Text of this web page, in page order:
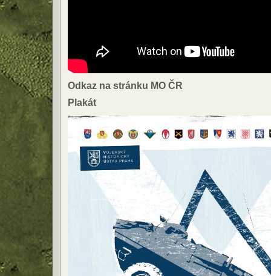
Odkaz na stránku MO ČR
Plakát